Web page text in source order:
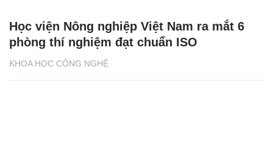
KHOA HỌC CÔNG NGHỆ
Học viện Nông nghiệp Việt Nam ra mắt 6
phòng thí nghiệm đạt chuẩn ISO